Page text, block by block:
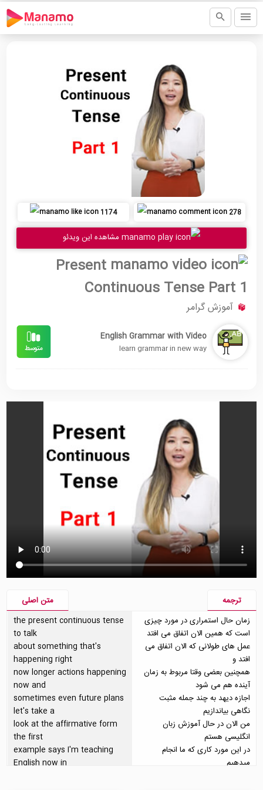
1174 278
مشاهده این ویدئو
Present
Continuous Tense Part 1
آموزش گرامر
English Grammar with Video
learn grammar in new way
ترجمه
متن اصلی
زمان حال استمراری در مورد چیزی
است که همین الان اتفاق می افتد
عمل های طولانی که الان اتفاق می
افتد و
همچنین بعضی وقتا مربوط به زمان
آینده هم می شود
اجازه دیهد به چند جمله مثبت
نگاهی بیاندازیم
من الان در حال آموزش زبان
انگلیسی هستم
در این مورد کاری که ما انجام
میدهیم
the present continuous tense
to talk
about something that's
happening right
now longer actions happening
now and
sometimes even future plans
let's take a
look at the affirmative form
the first
example says I'm teaching
English now in